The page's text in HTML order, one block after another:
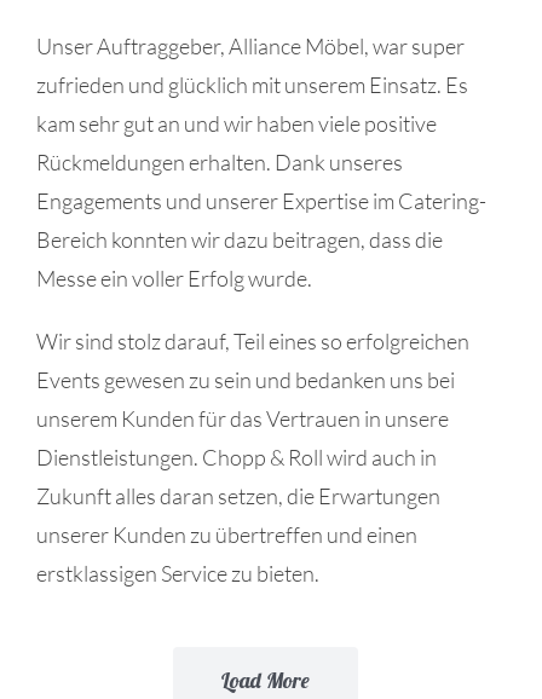
Unser Auftraggeber, Alliance Möbel, war super
zufrieden und glücklich mit unserem Einsatz. Es
kam sehr gut an und wir haben viele positive
Rückmeldungen erhalten. Dank unseres
Engagements und unserer Expertise im Catering-
Bereich konnten wir dazu beitragen, dass die
Messe ein voller Erfolg wurde.
Wir sind stolz darauf, Teil eines so erfolgreichen
Events gewesen zu sein und bedanken uns bei
unserem Kunden für das Vertrauen in unsere
Dienstleistungen. Chopp & Roll wird auch in
Zukunft alles daran setzen, die Erwartungen
unserer Kunden zu übertreffen und einen
erstklassigen Service zu bieten.
Load More